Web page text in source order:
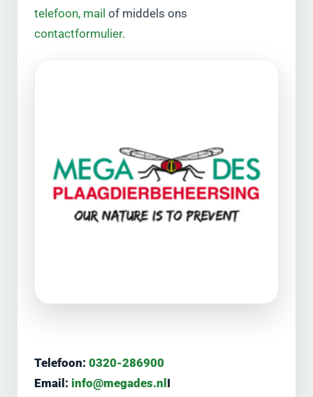
telefoon, mail of middels ons
contactformulier.
Telefoon: 0320-286900
Email: info@megades.nlI